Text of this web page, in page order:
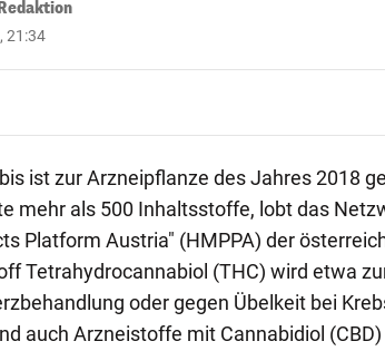
21:34
ist zur Arzneipflanze des Jahres 2018
mehr als 500 Inhaltsstoffe, lobt das
Platform Austria" (HMPPA) der
Tetrahydrocannabiol (THC) wird etwa
oder gegen Übelkeit bei
auch Arzneistoffe mit Cannabidiol